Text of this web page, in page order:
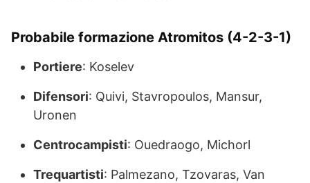
Probabile formazione Atromitos (4-2-3-1)
Portiere: Koselev
Difensori: Quivi, Stavropoulos, Mansur,
Uronen
Centrocampisti: Ouedraogo, Michorl
Trequartisti: Palmezano, Tzovaras, Van